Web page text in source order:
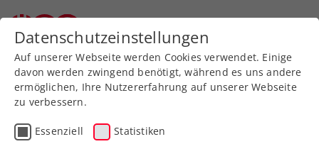
Zurück zur Newsübersicht
Turniere
Datenschutzeinstellungen
Auf unserer Webseite werden Cookies verwendet. Einige
davon werden zwingend benötigt, während es uns andere
ermöglichen, Ihre Nutzererfahrung auf unserer Webseite
zu verbessern.
Essenziell Statistiken